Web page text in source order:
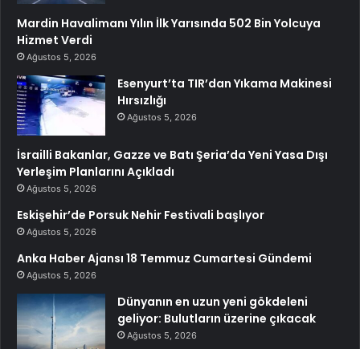
Mardin Havalimanı Yılın İlk Yarısında 502 Bin Yolcuya
Hizmet Verdi
Ağustos 5, 2026
Esenyurt’ta TIR’dan Yıkama Makinesi
Hırsızlığı
Ağustos 5, 2026
İsrailli Bakanlar, Gazze ve Batı Şeria’da Yeni Yasa Dışı
Yerleşim Planlarını Açıkladı
Ağustos 5, 2026
Eskişehir’de Porsuk Nehir Festivali başlıyor
Ağustos 5, 2026
Anka Haber Ajansı 18 Temmuz Cumartesi Gündemi
Ağustos 5, 2026
Dünyanın en uzun yeni gökdeleni
geliyor: Bulutların üzerine çıkacak
Ağustos 5, 2026